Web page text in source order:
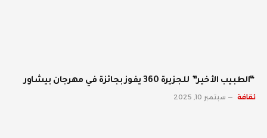
“الطبيب الأخير” للجزيرة 360 يفوز بجائزة في مهرجان بيشاور
ثقافة سبتمبر 10, 2025